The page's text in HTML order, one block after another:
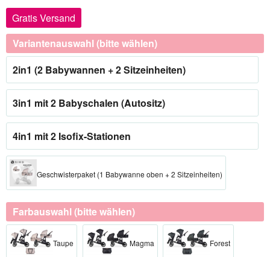
Gratis Versand
Variantenauswahl (bitte wählen)
2in1 (2 Babywannen + 2 Sitzeinheiten)
3in1 mit 2 Babyschalen (Autositz)
4in1 mit 2 Isofix-Stationen
Geschwisterpaket (1 Babywanne oben + 2 Sitzeinheiten)
Farbauswahl (bitte wählen)
Taupe Magma Forest